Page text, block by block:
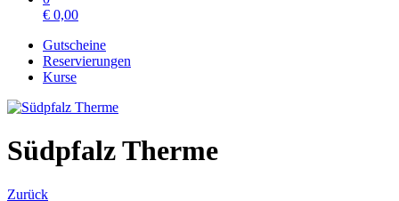
€ 0,00
Gutscheine
Reservierungen
Kurse
Südpfalz Therme
Zurück